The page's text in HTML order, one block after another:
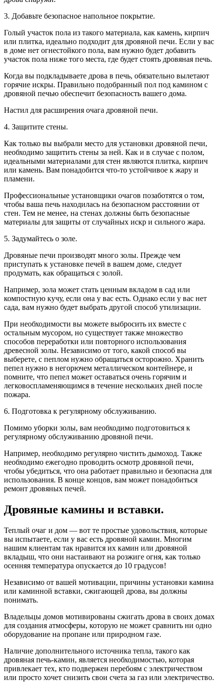
3. Добавьте безопасное напольное покрытие.
Голый участок пола из такого материала, как камень, кирпич
или плитка, идеально подходит для дровяной печи. Если у вас
в доме нет огнестойкого пола, вам нужно будет добавить
участок пола ниже того места, где будет стоять дровяная печь.
Когда вы подкладываете дрова в печь, обязательно вылетают
горячие искры. Правильно подобранный пол под камином с
дровяной печью обеспечит безопасность вашего дома.
Настил для расширения очага дровяной печи.
4. Защитите стены.
Как только вы выбрали место для установки дровяной печи,
необходимо защитить стены за ней. Как и в случае с полом,
идеальными материалами для стен являются плитка, кирпич
или камень. Вам понадобится что-то устойчивое к жару и
пламени.
Профессиональные установщики очагов позаботятся о том,
чтобы ваша печь находилась на безопасном расстоянии от
стен. Тем не менее, на стенах должны быть безопасные
материалы для защиты от случайных искр и сильного жара.
5. Задумайтесь о золе.
Дровяные печи производят много золы. Прежде чем
приступать к установке печей в вашем доме, следует
продумать, как обращаться с золой.
Например, зола может стать ценным вкладом в сад или
компостную кучу, если она у вас есть. Однако если у вас нет
сада, вам нужно будет выбрать другой способ утилизации.
При необходимости вы можете выбросить их вместе с
остальным мусором, но существует также множество
способов переработки или повторного использования
древесной золы. Независимо от того, какой способ вы
выберете, с пеплом нужно обращаться осторожно. Хранить
пепел нужно в негорючем металлическом контейнере, и
помните, что пепел может оставаться очень горячим и
легковоспламеняющимся в течение нескольких дней после
пожара.
6. Подготовка к регулярному обслуживанию.
Помимо уборки золы, вам необходимо подготовиться к
регулярному обслуживанию дровяной печи.
Например, необходимо регулярно чистить дымоход. Также
необходимо ежегодно проводить осмотр дровяной печи,
чтобы убедиться, что она работает правильно и безопасна для
использования. В конце концов, вам может понадобиться
ремонт дровяных печей.
Дровяные камины и вставки.
Теплый очаг и дом — вот те простые удовольствия, которые
вы испытаете, если у вас есть дровяной камин. Многим
нашим клиентам так нравится их камин или дровяной
вкладыш, что они настаивают на розжиге огня, как только
осенняя температура опускается до 10 градусов!
Независимо от вашей мотивации, причины установки камина
или каминной вставки, сжигающей дрова, вы должны
понимать.
Владельцы домов мотивированы сжигать дрова в своих домах
для создания атмосферы, которую не может сравнить ни одно
оборудование на пропане или природном газе.
Наличие дополнительного источника тепла, такого как
дровяная печь-камин, является необходимостью, которая
привлекает тех, кто подвержен перебоям с электричеством
или просто хочет снизить свои счета за газ или электричество.